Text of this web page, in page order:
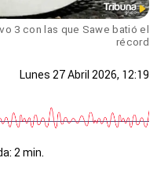
3 con las que Sawe batió el
récord
Lunes 27 Abril 2026, 12:19
2 min.